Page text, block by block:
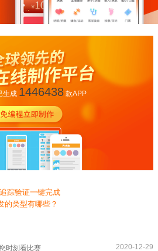
生成 1446438款APP
踪验证一键完成
的类型有哪些？
时刻看比赛 2020-12-29